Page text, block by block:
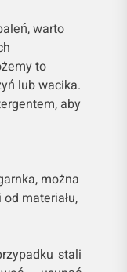
warto
to
lub wacika.
aby
można
materiału,
stali